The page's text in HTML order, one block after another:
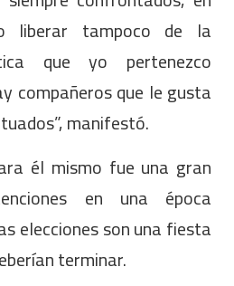
liberar tampoco de la
que yo pertenezco
compañeros que le gusta
manifestó.
él mismo fue una gran
en una época
elecciones son una fiesta
terminar.